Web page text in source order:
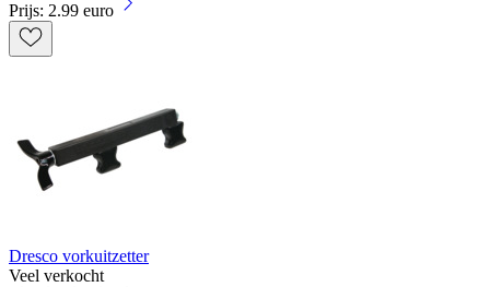
Prijs: 2.99 euro
Dresco vorkuitzetter
Veel verkocht